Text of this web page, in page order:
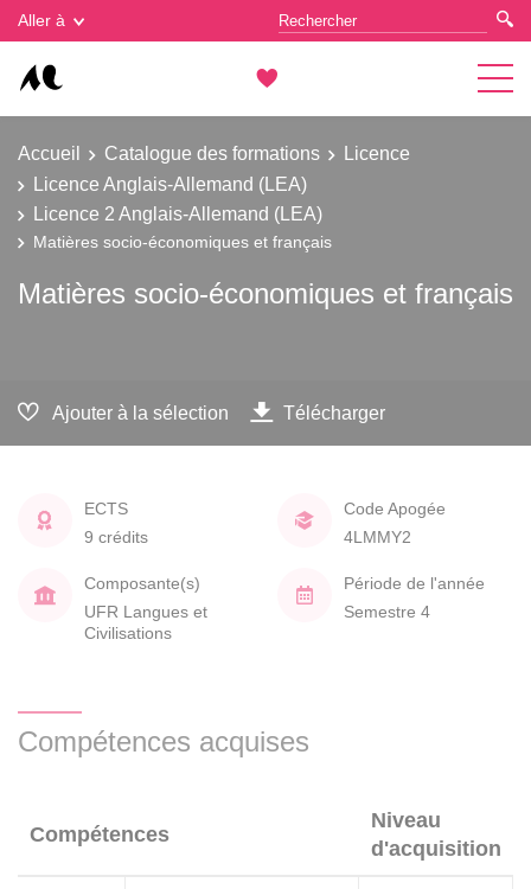
Aller à
Accueil Catalogue des formations
Licence
Licence Anglais-Allemand (LEA)
Licence 2 Anglais-Allemand (LEA)
Matières socio-économiques et français
Matières socio-économiques et français
Ajouter à la sélection Télécharger
ECTS
9 crédits
Code Apogée
4LMMY2
Composante(s)
UFR Langues et
Civilisations
Période de l'année
Semestre 4
Compétences acquises
Compétences
Niveau
d'acquisition
Gestion des cookies